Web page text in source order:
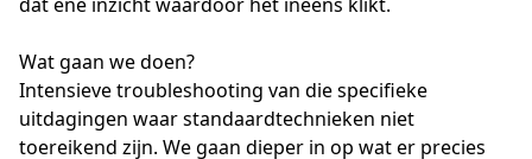
Wat gaan we doen?
Intensieve troubleshooting van die specifieke
uitdagingen waar standaardtechnieken niet
toereikend zijn. We gaan dieper in op wat er precies